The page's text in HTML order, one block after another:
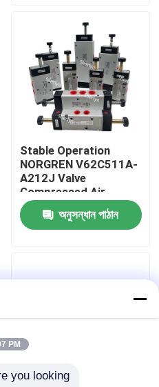
Stable Operation
NORGREN V62C511A-
A212J Valve
Compressed Air
Circuit Use
অনুসন্ধান পাঠান
PM
you looking